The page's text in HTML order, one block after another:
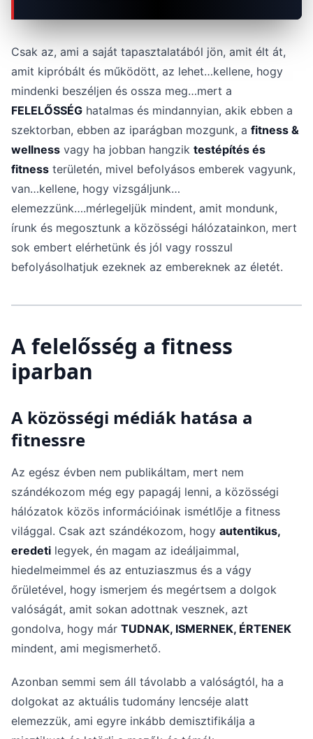
Csak az, ami a saját tapasztalatából jön, amit élt át,
amit kipróbált és működött, az lehet…kellene, hogy
mindenki beszéljen és ossza meg…mert a
FELELŐSSÉG hatalmas és mindannyian, akik ebben a
szektorban, ebben az iparágban mozgunk, a fitness &
wellness vagy ha jobban hangzik testépítés és
fitness területén, mivel befolyásos emberek vagyunk,
van…kellene, hogy vizsgáljunk…
elemezzünk….mérlegeljük mindent, amit mondunk,
írunk és megosztunk a közösségi hálózatainkon, mert
sok embert elérhetünk és jól vagy rosszul
befolyásolhatjuk ezeknek az embereknek az életét.
A felelősség a fitness
iparban
A közösségi médiák hatása a
fitnessre
Az egész évben nem publikáltam, mert nem
szándékozom még egy papagáj lenni, a közösségi
hálózatok közös információinak ismétlője a fitness
világgal. Csak azt szándékozom, hogy autentikus,
eredeti legyek, én magam az ideáljaimmal,
hiedelmeimmel és az entuziaszmus és a vágy
őrületével, hogy ismerjem és megértsem a dolgok
valóságát, amit sokan adottnak vesznek, azt
gondolva, hogy már TUDNAK, ISMERNEK, ÉRTENEK
mindent, ami megismerhető.
Azonban semmi sem áll távolabb a valóságtól, ha a
dolgokat az aktuális tudomány lencséje alatt
elemezzük, ami egyre inkább demisztifikálja a